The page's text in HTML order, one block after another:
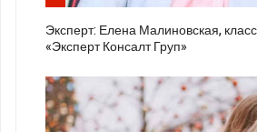
Эксперт: Елена Малиновская,
«Эксперт Консалт Груп»